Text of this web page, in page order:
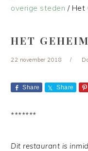
overige steden /Het
HET
22 november 2018
Share Share
*******
Dit restaurant is